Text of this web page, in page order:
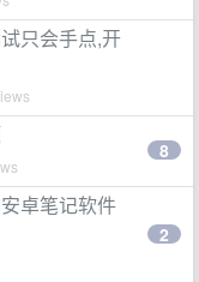
只会手点,开
8
卓笔记软件
2